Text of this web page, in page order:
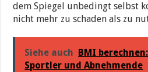
dem Spiegel unbedingt selbst
nicht mehr zu schaden als zu
Siehe auch
BMI
Sportler und Abnehmende